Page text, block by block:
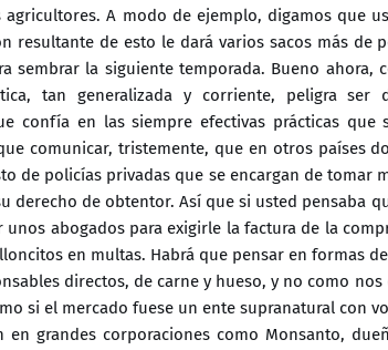
A modo de ejemplo, digamos que
resultante de esto le dará varios sacos más de
sembrar la siguiente temporada. Bueno ahora,
tan generalizada y corriente, peligra ser
confía en las siempre efectivas prácticas
comunicar, tristemente, que en otros países
de policías privadas que se encargan de tomar
derecho de obtentor. Así que si usted pensaba
abogados para exigirle la factura de la
en multas. Habrá que pensar en formas
directos, de carne y hueso, y no como
si el mercado fuese un ente supranatural con
grandes corporaciones como Monsanto,